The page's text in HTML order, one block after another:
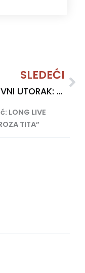
SLEDEĆI
KNJIŽEVNI UTORAK: Mihail Šolohov
LONG LIVE
TITA”